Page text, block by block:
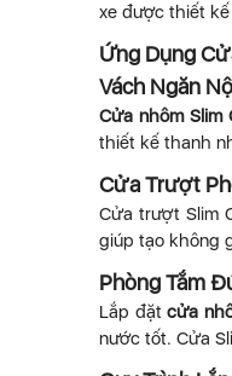
xe được thiết
Ứng Dụng
Vách Ngăn
Cửa nhôm Slim
thiết kế thanh
Cửa Trượt
Cửa trượt Slim
giúp tạo không
Phòng Tắm
Lắp đặtcửa
nước tốt. Cửa